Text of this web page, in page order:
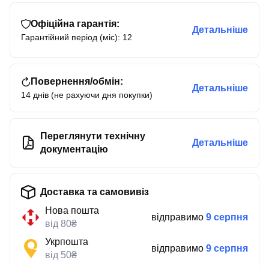
Офіційна гарантія:
Гарантійний період (міс): 12
Детальніше
Повернення/обмін:
14 днів (не рахуючи дня покупки)
Детальніше
Переглянути технічну
документацію
Детальніше
Доставка та самовивіз
Нова пошта
від 80₴
відправимо 9 серпня
Укрпошта
від 50₴
відправимо 9 серпня